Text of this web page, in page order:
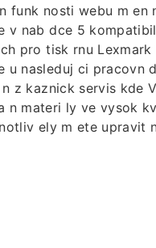
funk nosti webu m
v nab dce 5
pro tisk rnu
u nasleduj ci
z kaznick servis kde
n materi ly ve vysok
ely m ete upravit